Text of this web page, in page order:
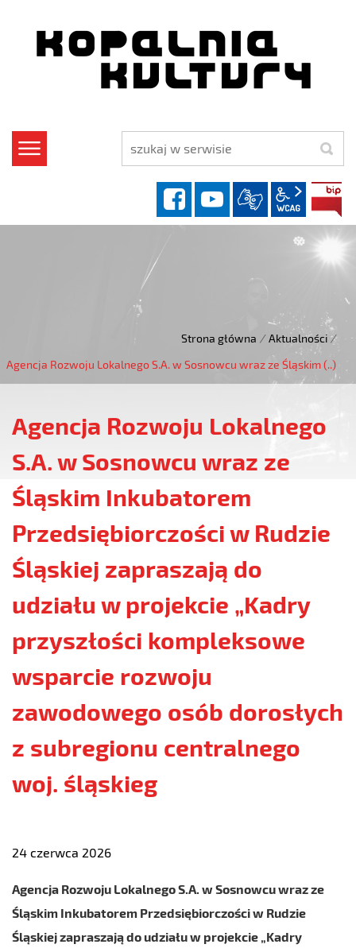
szukaj
facebookYouTube
wcag2.1
Strona główna / Aktualności /
Agencja Rozwoju Lokalnego S.A. w Sosnowcu wraz ze Śląskim (..)
Agencja Rozwoju Lokalnego
S.A. w Sosnowcu wraz ze
Śląskim Inkubatorem
Przedsiębiorczości w Rudzie
Śląskiej zapraszają do
udziału w projekcie „Kadry
przyszłości kompleksowe
wsparcie rozwoju
zawodowego osób dorosłych
z subregionu centralnego
woj. śląskieg
24 czerwca 2026
Agencja Rozwoju Lokalnego S.A. w Sosnowcu wraz ze
Śląskim Inkubatorem Przedsiębiorczości w Rudzie
Śląskiej zapraszają do udziału w projekcie „Kadry